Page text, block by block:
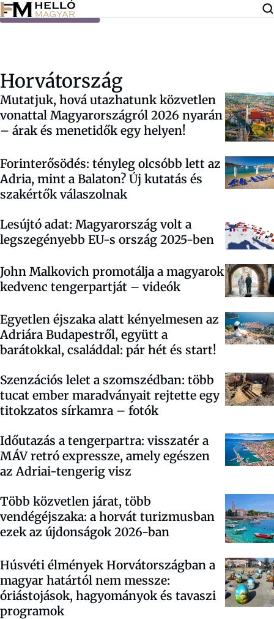
Ugrás a tartalomra
Horvátország
Mutatjuk, hová utazhatunk közvetlen
vonattal Magyarországról 2026 nyarán
– árak és menetidők egy helyen!
Forinterősödés: tényleg olcsóbb lett az
Adria, mint a Balaton? Új kutatás és
szakértők válaszolnak
Lesújtó adat: Magyarország volt a
legszegényebb EU-s ország 2025-ben
John Malkovich promotálja a magyarok
kedvenc tengerpartját – videók
Egyetlen éjszaka alatt kényelmesen az
Adriára Budapestről, együtt a
barátokkal, családdal: pár hét és start!
Szenzációs lelet a szomszédban: több
tucat ember maradványait rejtette egy
titokzatos sírkamra – fotók
Időutazás a tengerpartra: visszatér a
MÁV retró expressze, amely egészen
az Adriai-tengerig visz
Több közvetlen járat, több
vendégéjszaka: a horvát turizmusban
ezek az újdonságok 2026-ban
Húsvéti élmények Horvátországban a
magyar határtól nem messze:
óriástojások, hagyományok és tavaszi
programok